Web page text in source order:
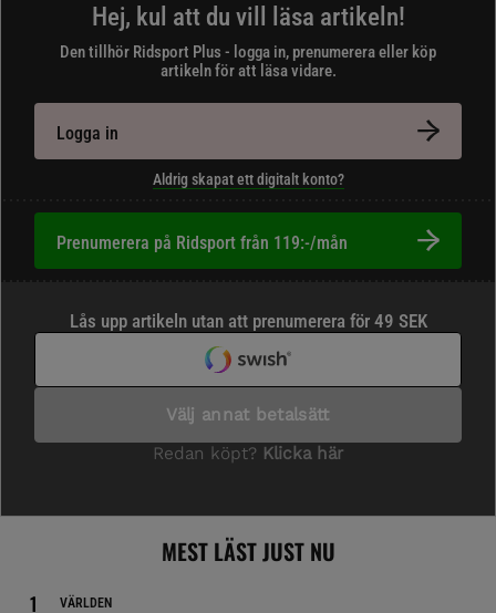
Hej, kul att du vill läsa artikeln!
Den tillhör Ridsport Plus - logga in, prenumerera eller köp
artikeln för att läsa vidare.
Logga in
Aldrig skapat ett digitalt konto?
Prenumerera på Ridsport från 119:-/mån
MEST LÄST JUST NU
VÄRLDEN